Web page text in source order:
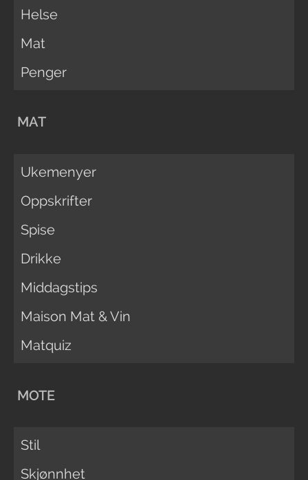
Helse
Mat
Penger
MAT
Ukemenyer
Oppskrifter
Spise
Drikke
Middagstips
Maison Mat & Vin
Matquiz
MOTE
Stil
Skjønnhet